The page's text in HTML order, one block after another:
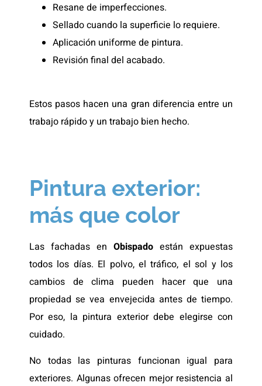
Resane de imperfecciones.
Sellado cuando la superficie lo requiere.
Aplicación uniforme de pintura.
Revisión final del acabado.
Estos pasos hacen una gran diferencia entre un
trabajo rápido y un trabajo bien hecho.
Pintura exterior:
más que color
Las fachadas en Obispado están expuestas
todos los días. El polvo, el tráfico, el sol y los
cambios de clima pueden hacer que una
propiedad se vea envejecida antes de tiempo.
Por eso, la pintura exterior debe elegirse con
cuidado.
No todas las pinturas funcionan igual para
exteriores. Algunas ofrecen mejor resistencia al